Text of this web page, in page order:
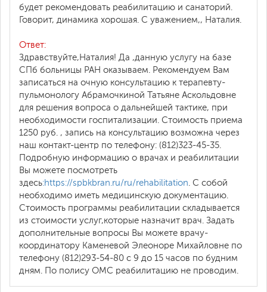
будет рекомендовать реабилитацию и санаторий.
Говорит, динамика хорошая. С уважением,, Наталия.
Ответ:
Здравствуйте,Наталия! Да ,данную услугу на базе
СПб больницы РАН оказываем. Рекомендуем Вам
записаться на очную консультацию к терапевту-
пульмонологу Абрамочкиной Татьяне Аскольдовне
для решения вопроса о дальнейшей тактике, при
необходимости госпитализации. Стоимость приема
1250 руб. , запись на консультацию возможна через
наш контакт-центр по телефону: (812)323-45-35.
Подробную информацию о врачах и реабилитации
Вы можете посмотреть
здесь:https://spbkbran.ru/ru/rehabilitation . С собой
необходимо иметь медицинскую документацию.
Стоимость программы реабилитации складывается
из стоимости услуг,которые назначит врач. Задать
дополнительные вопросы Вы можете врачу-
координатору Каменевой Элеоноре Михайловне по
телефону (812)293-54-80 с 9 до 15 часов по будним
дням. По полису ОМС реабилитацию не проводим.